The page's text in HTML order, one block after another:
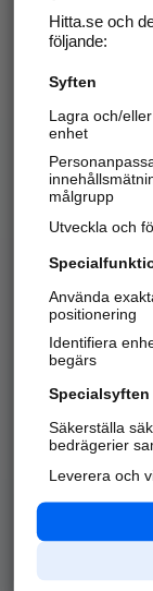
Hitta.se - Gratis
Sök företag,
Hitta
Alla kategorier
API & Kartor
Hitta.se och
följande:
Syften
Lagra och/
enhet
målgrupp
Utveckla och
Använda
positionering
Identifiera
begärs
Specialsyften
Säkerställa
bedrägerier
Leverera och